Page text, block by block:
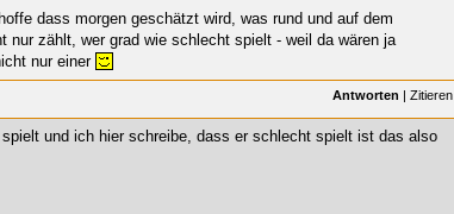
dass morgen geschätzt wird, was rund und auf dem
nur zählt, wer grad wie schlecht spielt - weil da wären ja
nur einer
Antworten | Zitieren
und ich hier schreibe, dass er schlecht spielt ist das also